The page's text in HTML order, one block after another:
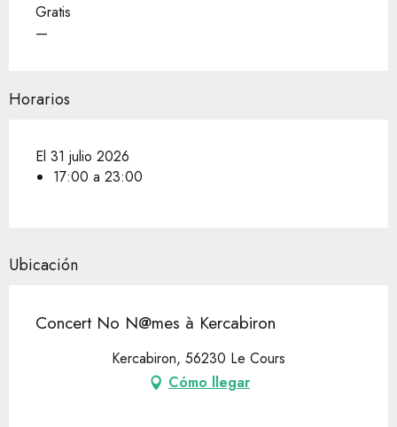
Gratis
—
Horarios
El 31 julio 2026
17:00 a 23:00
Ubicación
Concert No N@mes à Kercabiron
Kercabiron, 56230 Le Cours
Cómo llegar